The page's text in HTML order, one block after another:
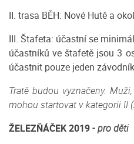
II. trasa BĚH: Nové Hutě a
III. Štafeta: účastní se
účastníků ve štafetě jsou 3
účastnit pouze jeden
Tratě budou vyznačeny.
mohou startovat v kategorii II
ŽELEZŇÁČEK 2019- pro děti